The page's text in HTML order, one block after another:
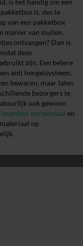
is het handig om een
is, des te
van een pakketbox
manier van sluiten.
ontvangen? Dan is
deze
zijn. Een betere
anti hengelsysteem.
bewaren, maar laten
bezorgers te
ook gewoon
cortenstaal en
op